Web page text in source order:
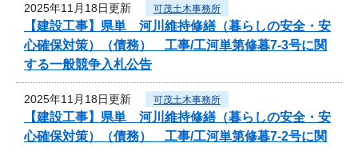
2025年11月18日更新 可茂土木事務所
【建設工事】県単 河川維持修繕（暮らしの安全・安
心確保対策）（債務） 工事/工河単第修暮7-3号に関
する一般競争入札公告
2025年11月18日更新 可茂土木事務所
【建設工事】県単 河川維持修繕（暮らしの安全・安
心確保対策）（債務） 工事/工河単第修暮7-2号に関